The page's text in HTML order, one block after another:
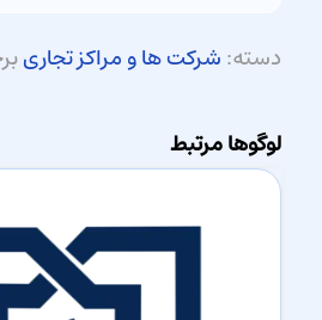
دسته:شرکت ها و مراکز تجاری
لوگوها مرتبط